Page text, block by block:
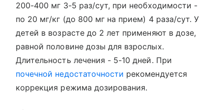
200-400 мг 3-5 раз/сут, при необходимости -
по 20 мг/кг (до 800 мг на прием) 4 раза/сут. У
детей в возрасте до 2 лет применяют в дозе,
равной половине дозы для взрослых.
Длительность лечения - 5-10 дней. При
почечной недостаточности рекомендуется
коррекция режима дозирования.